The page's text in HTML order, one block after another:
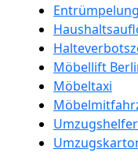
Entrümpelung
Möbellift
Möbeltaxi